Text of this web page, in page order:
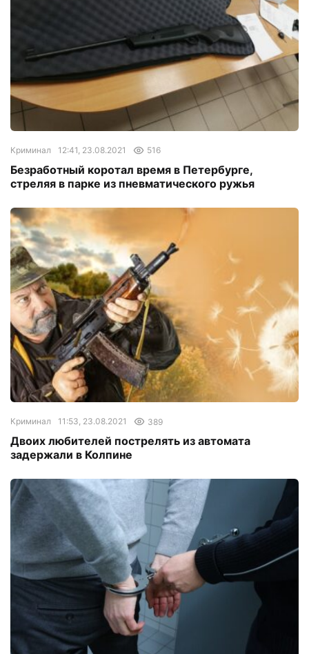
Криминал 12:41, 23.08.2021 516
Безработный коротал время в Петербурге,
стреляя в парке из пневматического ружья
Криминал 11:53, 23.08.2021 389
Двоих любителей пострелять из автомата
задержали в Колпине